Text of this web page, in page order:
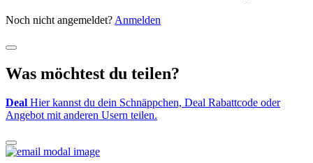
Noch nicht angemeldet? Anmelden
Was möchtest du teilen?
Deal Hier kannst du dein Schnäppchen, Deal Rabattcode oder
Angebot mit anderen Usern teilen.